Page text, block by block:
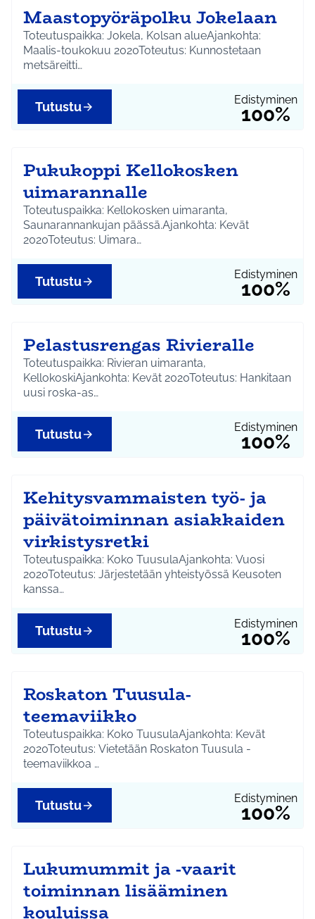
Maastopyöräpolku Jokelaan
Toteutuspaikka: Jokela, Kolsan alueAjankohta:
Maalis-toukokuu 2020Toteutus: Kunnostetaan
metsäreitti…
Edistyminen
100%
Tutustu
Pukukoppi Kellokosken
uimarannalle
Toteutuspaikka: Kellokosken uimaranta,
Saunarannankujan päässä.Ajankohta: Kevät
2020Toteutus: Uimara…
Edistyminen
100%
Tutustu
Pelastusrengas Rivieralle
Toteutuspaikka: Rivieran uimaranta,
KellokoskiAjankohta: Kevät 2020Toteutus: Hankitaan
uusi roska-as…
Edistyminen
100%
Tutustu
Kehitysvammaisten työ- ja
päivätoiminnan asiakkaiden
virkistysretki
Toteutuspaikka: Koko TuusulaAjankohta: Vuosi
2020Toteutus: Järjestetään yhteistyössä Keusoten
kanssa…
Edistyminen
100%
Tutustu
Roskaton Tuusula-
teemaviikko
Toteutuspaikka: Koko TuusulaAjankohta: Kevät
2020Toteutus: Vietetään Roskaton Tuusula -
teemaviikkoa …
Edistyminen
100%
Tutustu
Lukumummit ja -vaarit
toiminnan lisääminen
kouluissa